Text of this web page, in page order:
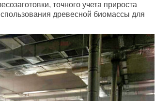
точного учета прироста
древесной биомассы для